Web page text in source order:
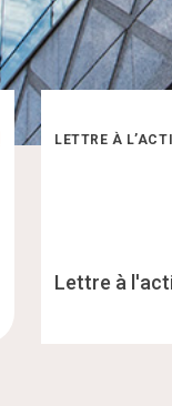
LETTRE À
Lettre à